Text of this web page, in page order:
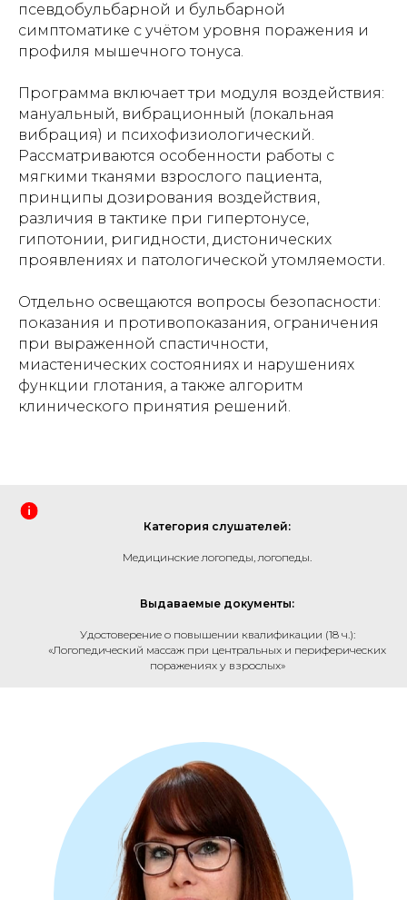
псевдобульбарной и бульбарной
симптоматике с учётом уровня поражения и
профиля мышечного тонуса.
Программа включает три модуля воздействия:
мануальный, вибрационный (локальная
вибрация) и психофизиологический.
Рассматриваются особенности работы с
мягкими тканями взрослого пациента,
принципы дозирования воздействия,
различия в тактике при гипертонусе,
гипотонии, ригидности, дистонических
проявлениях и патологической утомляемости.
Отдельно освещаются вопросы безопасности:
показания и противопоказания, ограничения
при выраженной спастичности,
миастенических состояниях и нарушениях
функции глотания, а также алгоритм
клинического принятия решений.
Категория слушателей:
Медицинские логопеды, логопеды.
Выдаваемые документы:
Удостоверение о повышении квалификации (18 ч.):
«Логопедический массаж при центральных и периферических
поражениях у взрослых»